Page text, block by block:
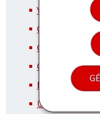
Young
OCDE
OSCE
OTAN
NSPA
(en
UNESCO